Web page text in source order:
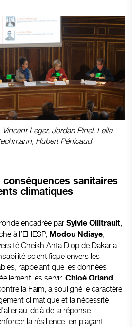
Leger, Jordan Pinel, Leila
Hubert Pénicaud
conséquences sanitaires
climatiques
encadrée par Sylvie Ollitrault,
à l’EHESP, Modou Ndiaye,
Cheikh Anta Diop de Dakar a
scientifique envers les
rappelant que les données
les servir. Chloé Orland ,
la Faim, a souligné le caractère
climatique et la nécessité
au-delà de la réponse
la résilience, en plaçant